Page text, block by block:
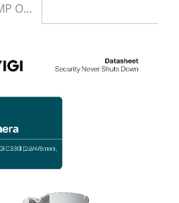
TP-Link VIGI C340I 4MP Outdoor IR Bullet Network Camera